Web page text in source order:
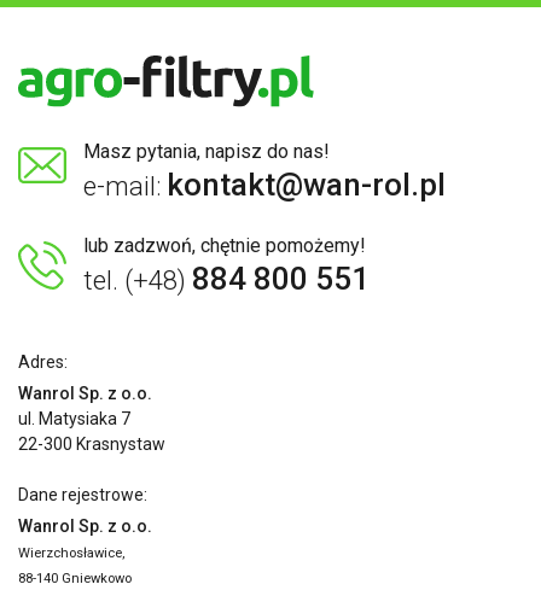
Masz pytania, napisz do nas!
e-mail: kontakt@wan-rol.pl
lub zadzwoń, chętnie pomożemy!
tel. (+48) 884 800 551
Adres:
Wanrol Sp. z o.o.
ul. Matysiaka 7
22-300 Krasnystaw
Dane rejestrowe:
Wanrol Sp. z o.o.
Wierzchosławice,
88-140 Gniewkowo